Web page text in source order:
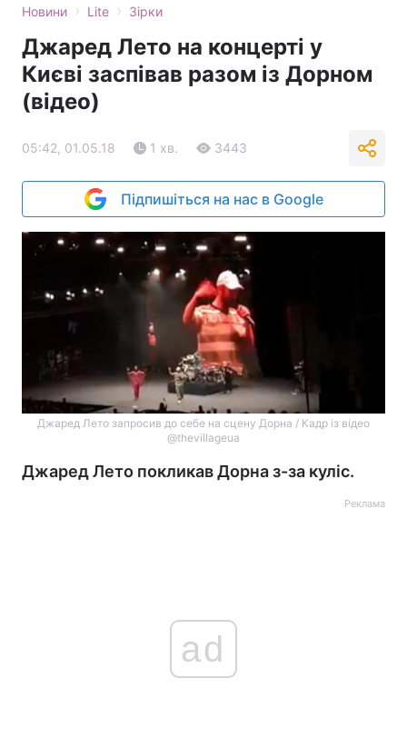
Новини › Lite › Зірки
Джаред Лето на концерті у
Києві заспівав разом із Дорном
(відео)
05:42, 01.05.18 1 хв. 3443
Підпишіться на нас в Google
Джаред Лето запросив до себе на сцену Дорна / Кадр із відео
@thevillageua
Джаред Лето покликав Дорна з-за куліс.
Реклама
ad